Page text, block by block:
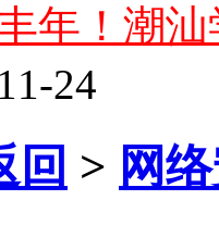
年！潮
11-24
回 > 网